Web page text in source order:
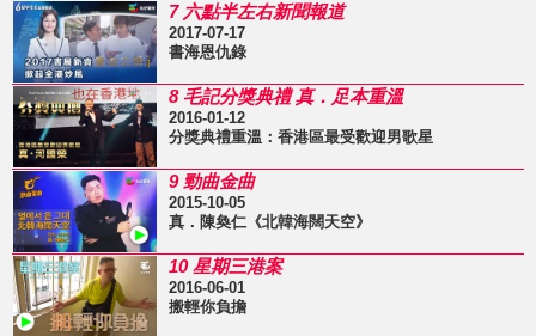
7 六點半左右新聞報道
2017-07-17
書海恩仇錄
8 毛記分獎典禮 真．足本重溫
2016-01-12
分獎典禮重溫：香港區最受歡迎男歌星
9 勁曲金曲
2015-10-05
真．陳奐仁《北韓海闊天空》
10 星期三港案
2016-06-01
搬輕你負擔